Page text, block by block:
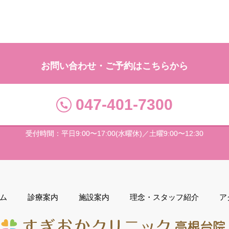
お問い合わせ・ご予約はこちらから
047-401-7300
受付時間：平日9:00〜17:00(水曜休)／土曜9:00〜12:30
診療案内 施設案内 理念・スタッフ紹介 ア